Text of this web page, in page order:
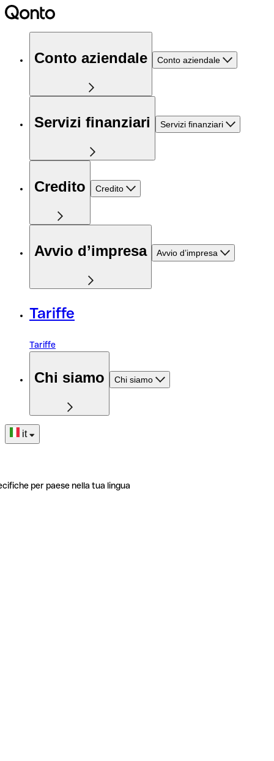
Conto aziendale Conto aziendale
Servizi finanziari Servizi finanziari
Credito Credito
Avvio d’impresa Avvio d’impresa
Tariffe
Tariffe
Chi siamo Chi siamo
it
per paese nella tua lingua